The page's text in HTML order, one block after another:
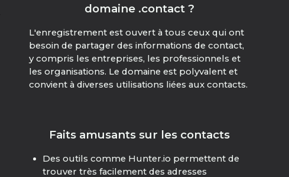
domaine .contact ?
L'enregistrement est ouvert à tous ceux qui ont
besoin de partager des informations de contact,
y compris les entreprises, les professionnels et
les organisations. Le domaine est polyvalent et
convient à diverses utilisations liées aux contacts.
Faits amusants sur les contacts
Des outils comme Hunter.io permettent de
trouver très facilement des adresses